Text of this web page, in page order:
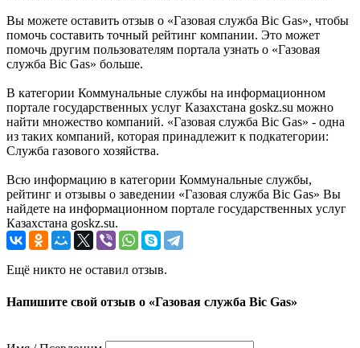
Вы можете оставить отзыв о «Газовая служба Bic Gas», чтобы
помочь составить точный рейтинг компании. Это может
помочь другим пользователям портала узнать о «Газовая
служба Bic Gas» больше.
В категории Коммунальные службы на информационном
портале государственных услуг Казахстана goskz.su можно
найти множество компаний. «Газовая служба Bic Gas» - одна
из таких компаний, которая принадлежит к подкатегории:
Служба газового хозяйства.
Всю информацию в категории Коммунальные службы,
рейтинг и отзывы о заведении «Газовая служба Bic Gas» Вы
найдете на информационном портале государственных услуг
Казахстана goskz.su.
Ещё никто не оставил отзыв.
Напишите свой отзыв о «Газовая служба Bic Gas»